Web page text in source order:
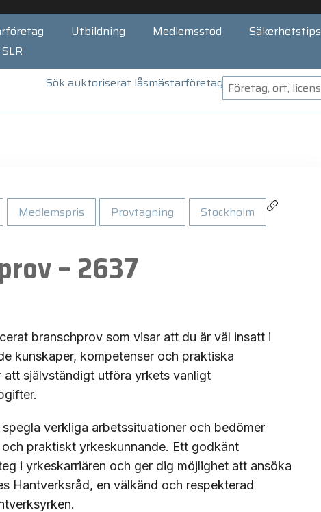
Utbildning Medlemsstöd Säkerhetstips
Sök auktoriserat låsmästarföretag
Medlemspris Provtagning Stockholm
– 2637
branschprov som visar att du är väl insatt i
kunskaper, kompetenser och praktiska
självständigt utföra yrkets vanligt
verkliga arbetssituationer och bedömer
praktiskt yrkeskunnande. Ett godkänt
i yrkeskarriären och ger dig möjlighet att ansöka
Hantverksråd, en välkänd och respekterad